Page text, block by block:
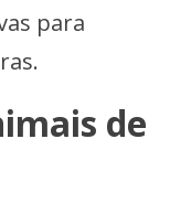
para
de